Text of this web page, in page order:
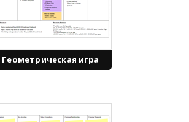
Геометрическая игра